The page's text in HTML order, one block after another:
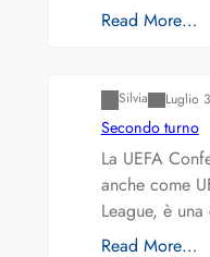
Read More…
Silvia Luglio
Secondo turno
La UEFA
anche come
League, è
Read More…